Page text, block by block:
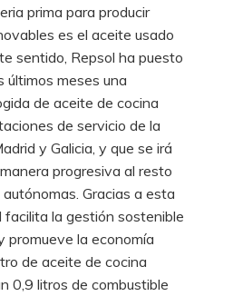
prima para producir
es el aceite usado
sentido, Repsol ha puesto
últimos meses una
de aceite de cocina
de servicio de la
y Galicia, y que se irá
progresiva al resto
Gracias a esta
facilita la gestión sostenible
promueve la economía
de aceite de cocina
0,9 litros de combustible